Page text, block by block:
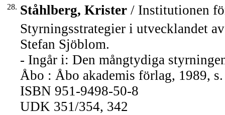
28. Ståhlberg, Krister / Institutionen
Styrningsstrategier i utvecklandet
Stefan Sjöblom.
- Ingår i: Den mångtydiga
Åbo : Åbo akademis förlag, 1989,
ISBN 951-9498-50-8
UDK 351/354, 342